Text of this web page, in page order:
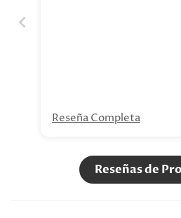
Reseña Completa
Reseñas de